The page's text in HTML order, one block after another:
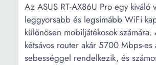
Az ASUS RT-AX86U Pro egy kiváló
leggyorsabb és legsimább WiFi
különösen mobiljátékosok
kétsávos router akár 5700 Mbps-es
sebességgel rendelkezik, és